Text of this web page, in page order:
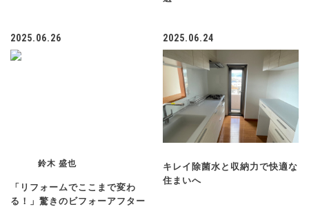
2025.06.26
鈴木 盛也
「リフォームでここまで変わ
る！」驚きのビフォーアフター
2025.06.24
キレイ除菌水と収納力で快適な
住まいへ